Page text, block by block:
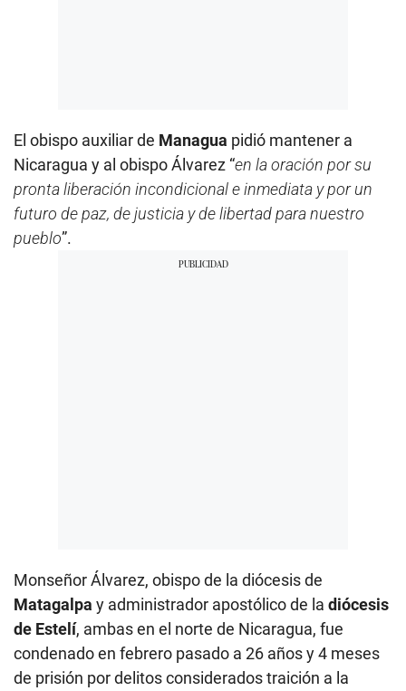
El obispo auxiliar de Managua pidió mantener a
Nicaragua y al obispo Álvarez “en la oración por su
pronta liberación incondicional e inmediata y por un
futuro de paz, de justicia y de libertad para nuestro
pueblo”.
Monseñor Álvarez, obispo de la diócesis de
Matagalpa y administrador apostólico de la diócesis
de Estelí, ambas en el norte de Nicaragua, fue
condenado en febrero pasado a 26 años y 4 meses
de prisión por delitos considerados traición a la